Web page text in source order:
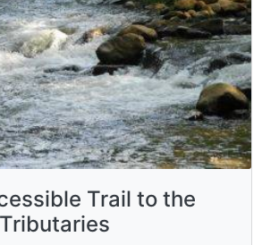
Trail to the